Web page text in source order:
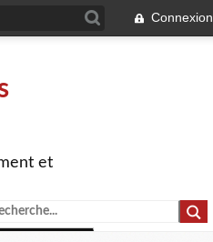
Connexion
et